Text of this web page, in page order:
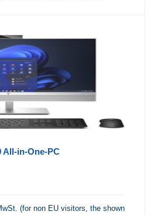
All-in-One-PC
(for non EU visitors, the shown